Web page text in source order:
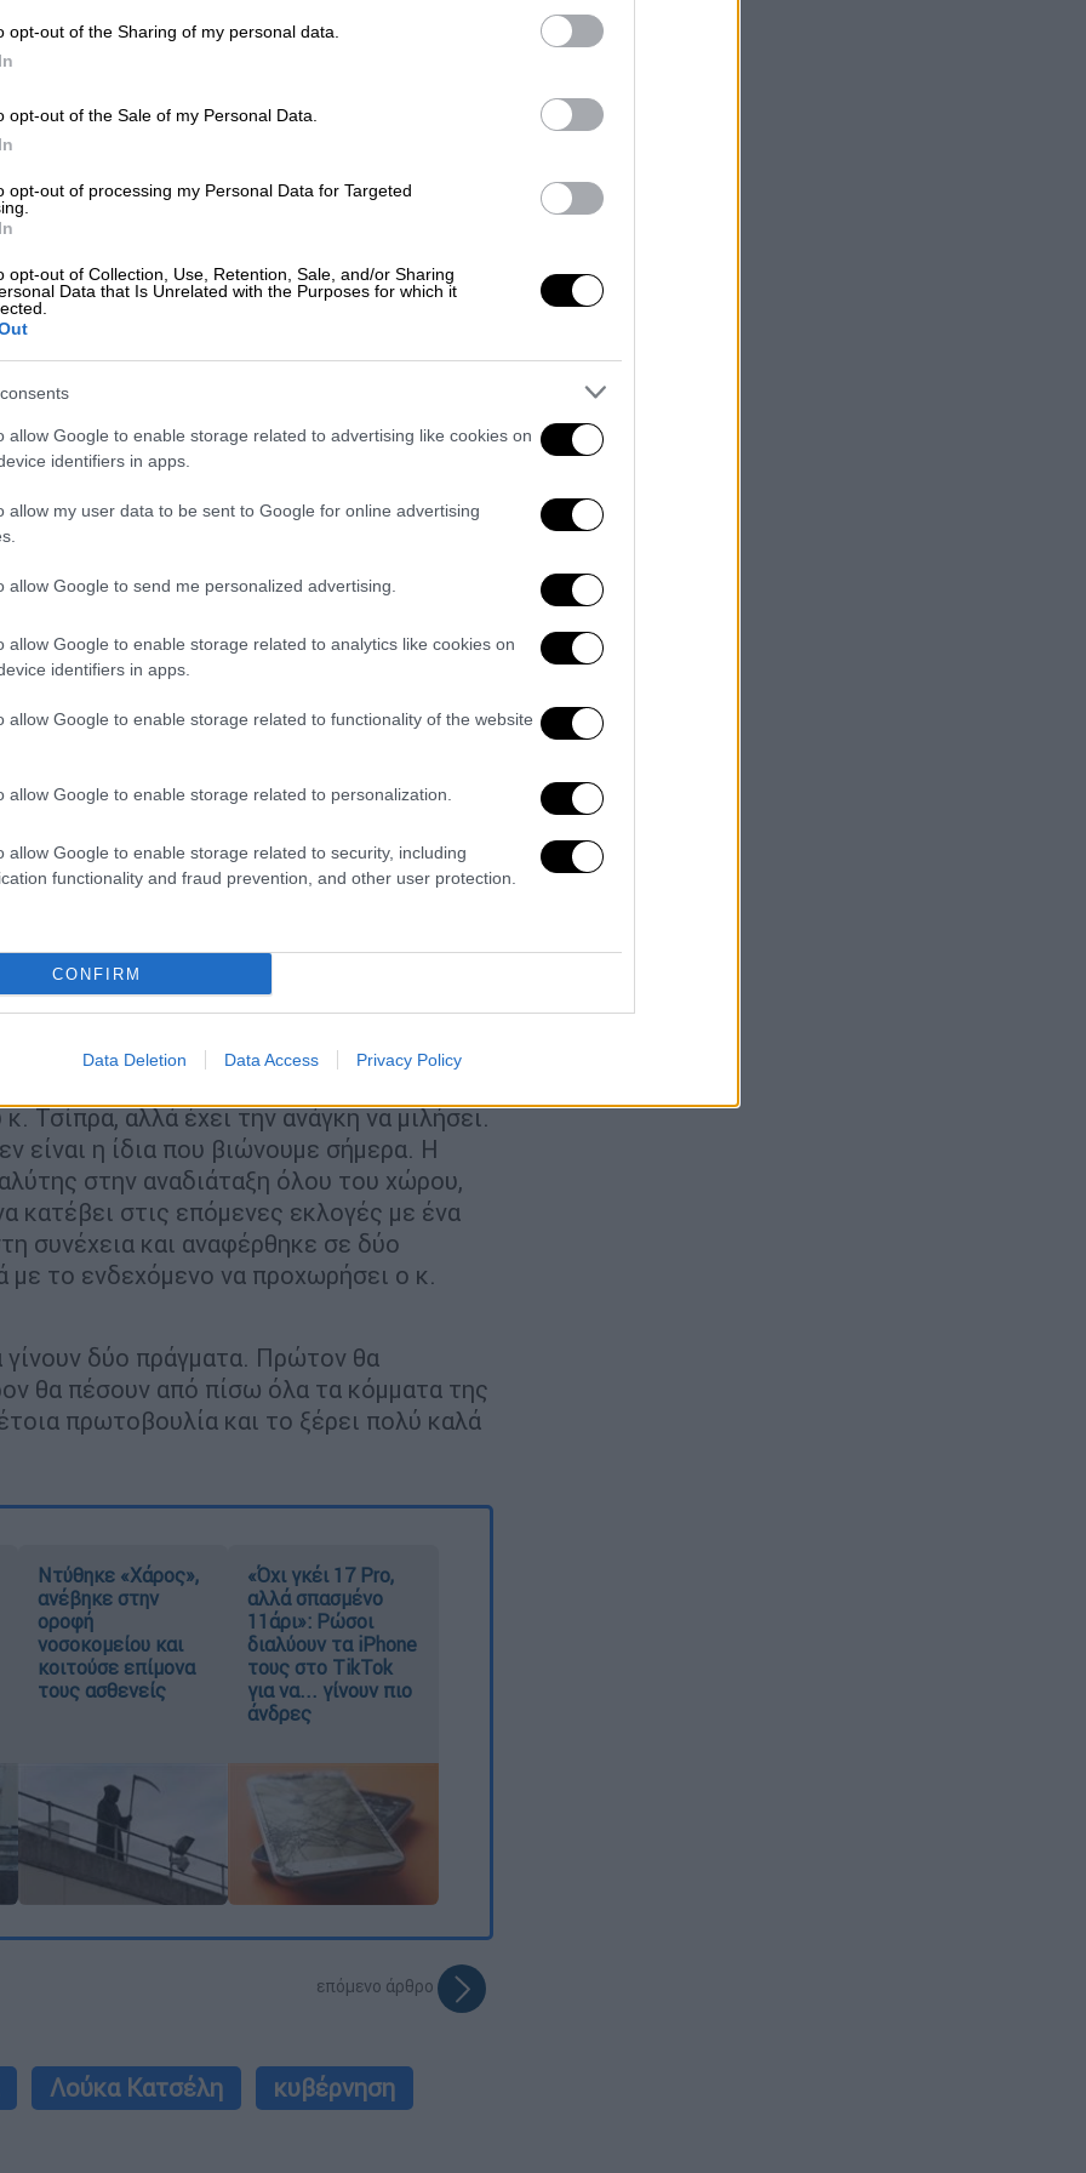
opt-out of the Sharing of my personal data.
opt-out of the Sale of my Personal Data.
opt-out of processing my Personal Data for Targeted
opt-out of Collection, Use, Retention, Sale, and/or Sharing
Data that Is Unrelated with the Purposes for which it
allow Google to enable storage related to advertising like cookies on
identifiers in apps.
allow my user data to be sent to Google for online advertising
allow Google to send me personalized advertising.
allow Google to enable storage related to analytics like cookies on
identifiers in apps.
allow Google to enable storage related to functionality of the website
allow Google to enable storage related to personalization.
allow Google to enable storage related to security, including
functionality and fraud prevention, and other user protection.
CONFIRM
Data Deletion Data Access Privacy Policy
θα μπορούν να βάζουν κάμερες
οι κλήσεις στα κινητά
τη διάταξη για πρόσβαση στις
του ΔΣΑ και η απάντηση του
πρώην πρωθυπουργός είναι εν ενεργεία
κινούνται πολιτικά- και άλλο να
εισαι βουλευτήςενός υπάρχοντος
τη γνώση και την εμπειρία για
έτοιμος να κάνει ένα διαφορετικό
τον προβληματισμό, γιατί ξαφνικά
συστηματικά εδώ και μήνες ενός
ένας άνθρωπος που είχε φύγει από
να καταθέσει τις απόψεις του. Να
κ. Καραμανλής και ο κ. Σαμαράς».
δημοσκοπήσεων κάτι που δεν υπάρχει
προβληματίζει. Δεν έχουμε ένδειξη
και πρόσθεσε:
Είναι φυσικό ένας πρώην
η κυβέρνηση, να αντλεί ψήφους και
παιχτεί στα ΜΜΕ πως η μόνη
ή ο κ. Τσίπρας, αυτό δημιουργεί κλίμα
που εμένα με προβληματίζει
συζήτηση αυτή ευνοεί
Τσίπρα, αλλά έχει την ανάγκη να μιλήσει.
είναι η ίδια που βιώνουμε σήμερα. Η
στην αναδιάταξη όλου του χώρου,
κατέβει στις επόμενες εκλογές με ένα
συνέχεια και αναφέρθηκε σε δύο
με το ενδεχόμενο να προχωρήσει ο κ.
γίνουν δύο πράγματα. Πρώτον θα
θα πέσουν από πίσω όλα τα κόμματα της
πρωτοβουλία και το ξέρει πολύ καλά
Ντύθηκε «Χάρος»,
ανέβηκε στην
οροφή
νοσοκομείου και
κοιτούσε επίμονα
τους ασθενείς
«Όχι γκέι 17 Pro,
αλλά σπασμένο
11άρι»: Ρώσοι
διαλύουν τα iPhone
τους στο TikTok
για να... γίνουν πιο
άνδρες
επόμενο άρθρο
Λούκα Κατσέλη
κυβέρνηση